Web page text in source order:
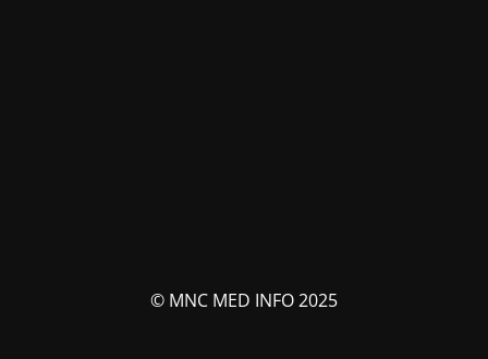
© MNC MED INFO 2025